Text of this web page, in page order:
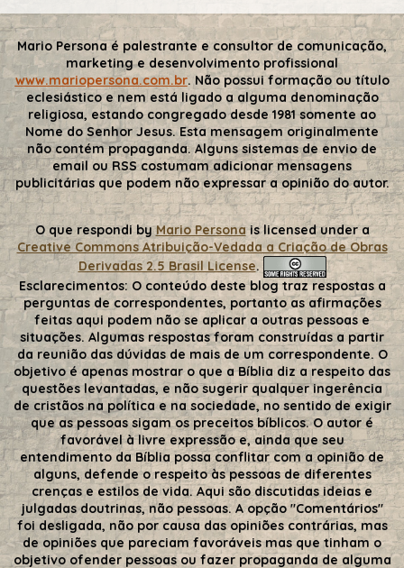
Mario Persona é palestrante e consultor de comunicação,
marketing e desenvolvimento profissional
www.mariopersona.com.br. Não possui formação ou título
eclesiástico e nem está ligado a alguma denominação
religiosa, estando congregado desde 1981 somente ao
Nome do Senhor Jesus. Esta mensagem originalmente
não contém propaganda. Alguns sistemas de envio de
email ou RSS costumam adicionar mensagens
publicitárias que podem não expressar a opinião do autor.
O que respondibyMario Personais licensed under a
Creative Commons Atribuição-Vedada a Criação de Obras
Derivadas 2.5 Brasil License.
Esclarecimentos:O conteúdo deste blog traz respostas a
perguntas de correspondentes, portanto as afirmações
feitas aqui podem não se aplicar a outras pessoas e
situações. Algumas respostas foram construídas a partir
da reunião das dúvidas de mais de um correspondente. O
objetivo é apenas mostrar o que a Bíblia diz a respeito das
questões levantadas, e não sugerir qualquer ingerência
de cristãos na política e na sociedade, no sentido de exigir
que as pessoas sigam os preceitos bíblicos. O autor é
favorável à livre expressão e, ainda que seu
entendimento da Bíblia possa conflitar com a opinião de
alguns, defende o respeito às pessoas de diferentes
crenças e estilos de vida. Aqui são discutidas ideias e
julgadas doutrinas, não pessoas. A opção "Comentários"
foi desligada, não por causa das opiniões contrárias, mas
de opiniões que pareciam favoráveis mas que tinham o
objetivo ofender pessoas ou fazer propaganda de alguma